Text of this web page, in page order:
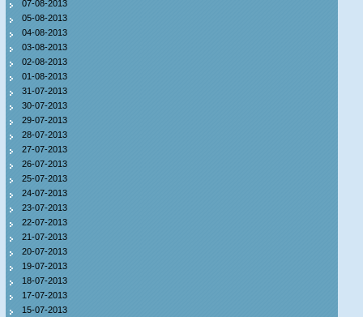
07-08-2013
05-08-2013
04-08-2013
03-08-2013
02-08-2013
01-08-2013
31-07-2013
30-07-2013
29-07-2013
28-07-2013
27-07-2013
26-07-2013
25-07-2013
24-07-2013
23-07-2013
22-07-2013
21-07-2013
20-07-2013
19-07-2013
18-07-2013
17-07-2013
15-07-2013